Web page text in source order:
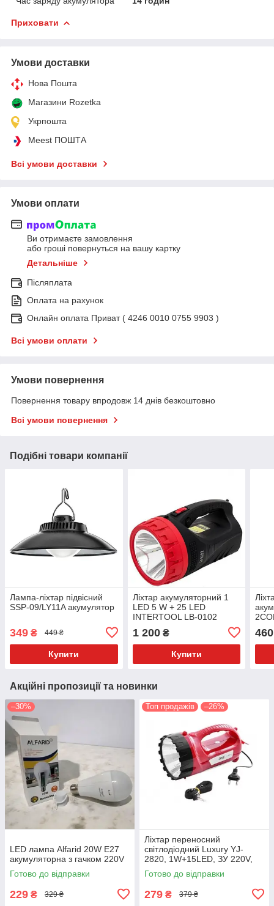
Приховати
Умови доставки
Нова Пошта
Магазини Rozetka
Укрпошта
Meest ПОШТА
Всі умови доставки
Умови оплати
Ви отримаєте замовлення
або гроші повернуться на вашу картку
Детальніше
Післяплата
Оплата на рахунок
Онлайн оплата Приват ( 4246 0010 0755 9903 )
Всі умови оплати
Умови повернення
Повернення товару впродовж 14 днів безкоштовно
Всі умови повернення
Подібні товари компанії
Лампа-ліхтар підвісний
SSP-09/LY11A акумулятор
349 ₴ 449 ₴
Купити
Ліхтар акумуляторний 1
LED 5 W + 25 LED
INTERTOOL LB-0102
1 200₴
Купити
460
Акційні пропозиції та новинки
–30%
LED лампа Alfarid 20W E27
акумуляторна з гачком 220V
Готово до відправки
229 ₴ 329 ₴
Топ продажів –26%
Ліхтар переносний
світлодіодний Luxury YJ-
2820, 1W+15LED, ЗУ 220V,
вбудований акумулятор
Червоний
Готово до відправки
279 ₴ 379 ₴